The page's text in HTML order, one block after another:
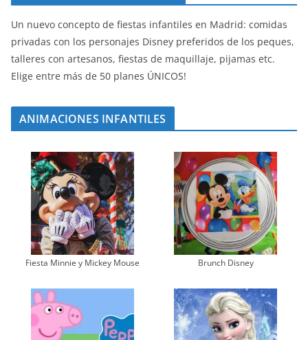
Un nuevo concepto de fiestas infantiles en Madrid: comidas
privadas con los personajes Disney preferidos de los peques,
talleres con artesanos, fiestas de maquillaje, pijamas etc.
Elige entre más de 50 planes ÚNICOS!
ANIMACIONES INFANTILES
Fiesta Minnie y Mickey Mouse Brunch Disney